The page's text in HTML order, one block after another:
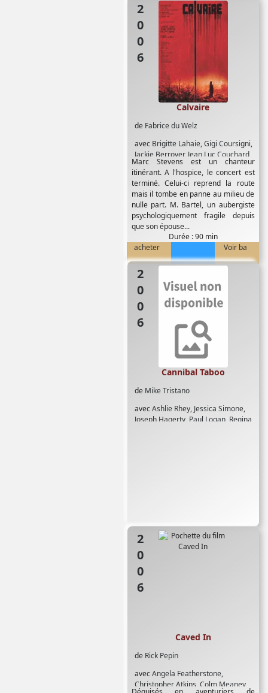
2006
de Fabrice du Welz
avec Brigitte Lahaie,Gigi Coursigni,
Jackie Berroyer, Jean Luc Couchard,
Joe Prestia,Laurent Luca,
Philippe
Nahon
Calvaire
Marc Stevens est un chanteur
itinérant. A l'hospice, le concert est
terminé. Celui-ci reprend la route
mais il tombe en panne au milieu de
nulle part. M. Bartel, un aubergiste
psychologiquement fragile depuis
que son épouse...
Durée : 90 min
acheter
Voir ba
2006
de Mike Tristano
avecAshlie Rhey, Jessica Simone,
Joseph Hagerty, Paul Logan, Regina
Cannibal Taboo
2006
de Rick Pepin
avecAngela Featherstone,
Christopher Atkins Colm Meaney
Caved In